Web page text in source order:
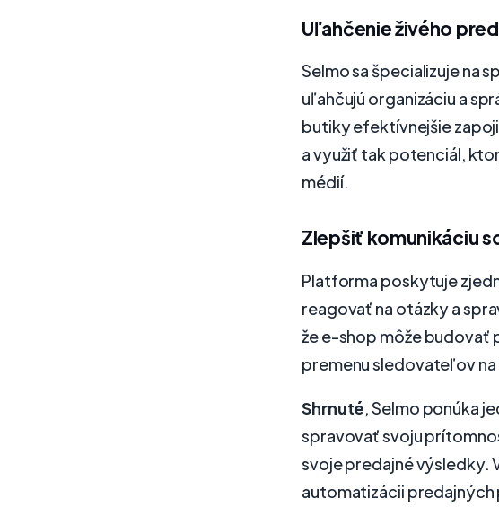
Uľahčenie živého
Selmo sa špecializuje na
uľahčujú organizáciu a
butiky efektívnejšie
a využiť tak potenciál,
médií.
Zlepšiť komunikáciu
Platforma poskytuje
reagovať na otázky a
že e-shop môže budovať
premenu sledovateľov
Shrnuté , Selmo ponúka
spravovať svoju
svoje predajné výsledky.
automatizácii